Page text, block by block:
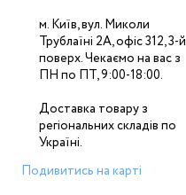
м. Київ, вул. Миколи
Трублаїні 2А, офіс 312, 3-й
поверх. Чекаємо на вас з
ПН по ПТ, 9:00-18:00.
Доставка товару з
регіональних складів по
Україні.
Подивитись на карті